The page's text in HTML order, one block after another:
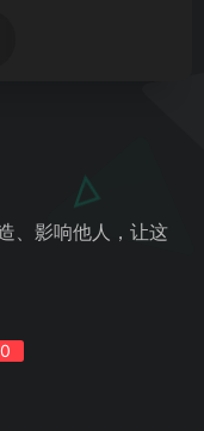
、影响他人，让这
0